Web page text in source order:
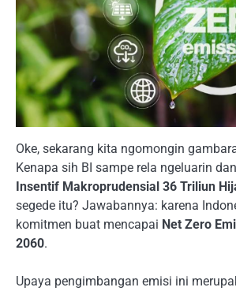
Oke, sekarang kita ngomongin
Kenapa sih BI sampe rela ngeluarin
Insentif Makroprudensial 36 Triliun
segede itu? Jawabannya: karena
komitmen buat mencapai Net Zero
2060.
Upaya pengimbangan emisi ini